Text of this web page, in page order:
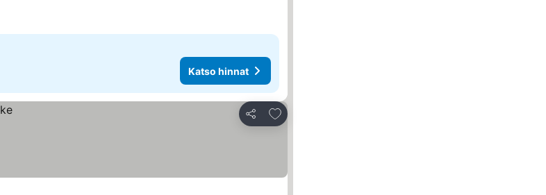
Katso hinnat
Jaa
Lisää suosikkeihin